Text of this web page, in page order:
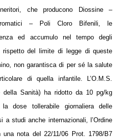
che producono Diossine –
– Poli Cloro Bifenili, le
ed accumulo nel tempo degli
del limite di legge di queste
non garantisca di per sé la salute
di quella infantile.
L’O.M.S.
della Sanità) ha ridotto da 10 pg/kg
dose tollerabile giornaliera delle
a studi anche internazionali, l’Ordine
nota del 22/11/06 Prot. 1798/B7